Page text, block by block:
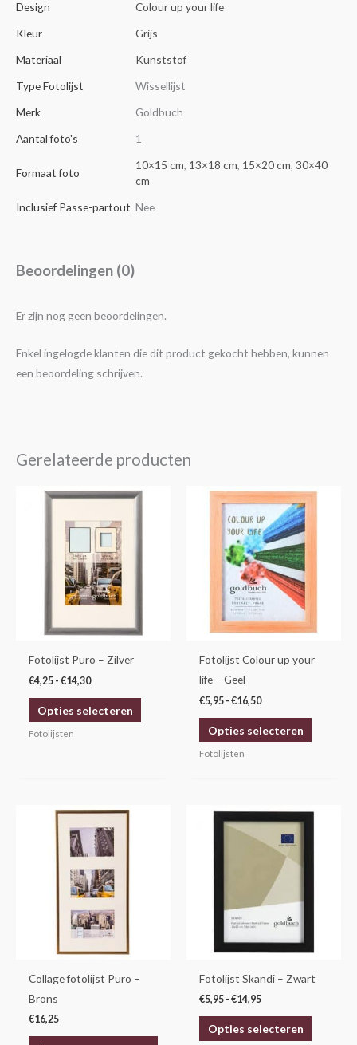
Design
Colour up your life
Kleur
Grijs
Materiaal
Kunststof
Type Fotolijst
Wissellijst
Merk
Goldbuch
Aantal foto's
1
Formaat foto
10×15 cm, 13×18 cm, 15×20 cm, 30×40
cm
Inclusief Passe-partout Nee
Beoordelingen (0)
Er zijn nog geen beoordelingen.
Enkel ingelogde klanten die dit product gekocht hebben, kunnen
een beoordeling schrijven.
Gerelateerde producten
Fotolijst Puro – Zilver
€4,25 - €14,30
Prijsklasse:
€14,30
Opties selecteren
Dit
kan
productpagina
Fotolijsten
Fotolijst Colour up your
life – Geel
€5,95 - €16,50
Prijsklasse:
€5,95
tot
€16,50
Opties selecteren
Dit
kan
Fotolijsten
Collage fotolijst Puro –
Brons
€16,25
Fotolijst Skandi – Zwart
€5,95 - €14,95
Prijsklasse:
€5,95
€14,95
Opties selecteren
Dit
kan
gekozen
op